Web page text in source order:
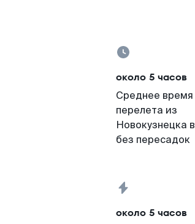
около 5 часов
Среднее время
перелета из
Новокузнецка
без пересадок
около 5 часов